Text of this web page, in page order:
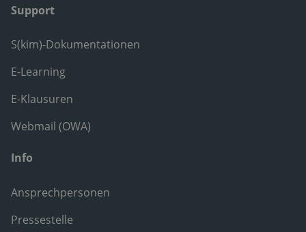
Support
S(kim)-Dokumentationen
E-Learning
E-Klausuren
Webmail (OWA)
Info
Ansprechpersonen
Pressestelle